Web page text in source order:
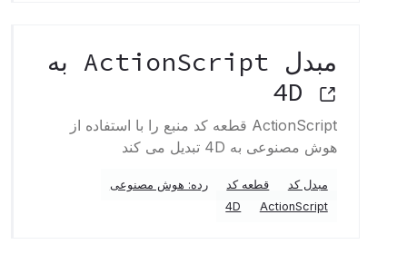
مبدل ActionScript به
4D
ActionScript قطعه کد منبع را با استفاده از
هوش مصنوعی به 4D تبدیل می کند
مبدل کد قطعه کد
رده: هوش مصنوعی
ActionScript
4D